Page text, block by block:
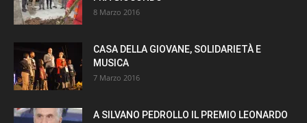
8 Marzo 2016
CASA DELLA GIOVANE, SOLIDARIETÀ E
MUSICA
7 Marzo 2016
A SILVANO PEDROLLO IL PREMIO LEONARDO